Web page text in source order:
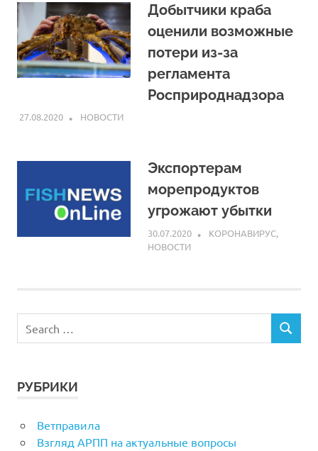
Добытчики краба
оценили возможные
потери из-за
регламента
Росприроднадзора
27.08.2020 ARPP
НОВОСТИ
Экспортерам
морепродуктов
угрожают убытки
30.07.2020 ARPP
КОРОНАВИРУС,
НОВОСТИ
РУБРИКИ
Ветправила
Взгляд АРПП на актуальные вопросы